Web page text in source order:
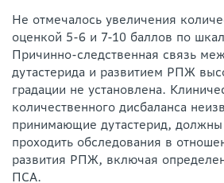
Не отмечалось увеличения
оценкой 5-6 и 7-10 баллов по
Причинно-следственная связь
дутастерида и развитием РПЖ
градации не установлена.
количественного дисбаланса
принимающие дутастерид, должны
проходить обследования в
развития РПЖ, включая
ПСА.